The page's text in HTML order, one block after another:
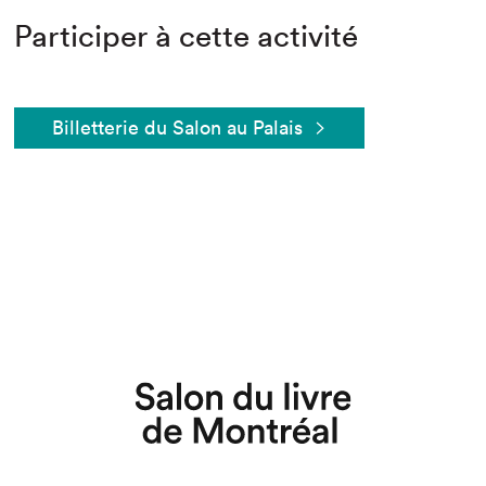
Participer à cette activité
Billetterie du Salon au Palais